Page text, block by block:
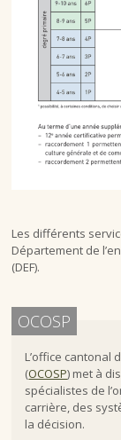
Les différents
Département de
(DEF).
OCOSP
L’office cantonal
(OCOSP) met à
spécialistes de
carrière, des
la décision.